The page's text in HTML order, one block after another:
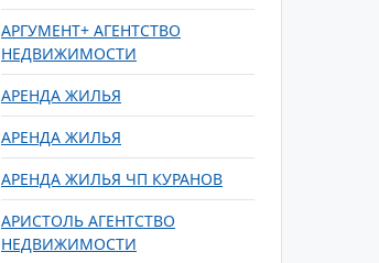
АРГУМЕНТ+ АГЕНТСТВО
НЕДВИЖИМОСТИ
АРЕНДА ЖИЛЬЯ
АРЕНДА ЖИЛЬЯ
АРЕНДА ЖИЛЬЯ ЧП КУРАНОВ
АРИСТОЛЬ АГЕНТСТВО
НЕДВИЖИМОСТИ